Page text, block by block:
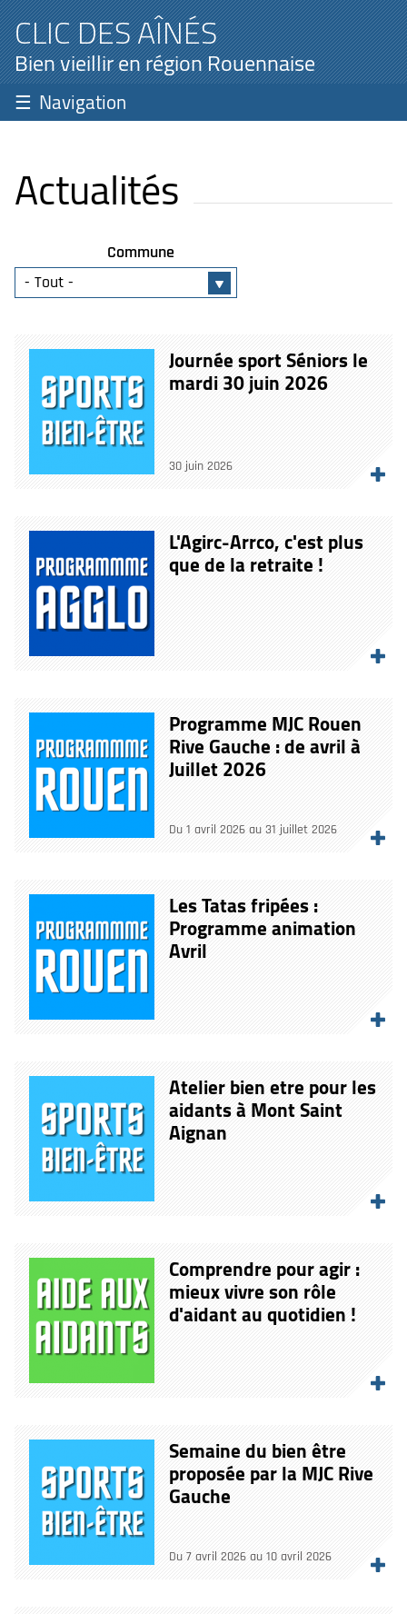
CLIC DES AÎNÉS
Bien vieillir en région Rouennaise
Navigation
Actualités
Commune
Journée sport Séniors le
mardi 30 juin 2026
30 juin 2026
L'Agirc-Arrco, c'est plus
que de la retraite !
Programme MJC Rouen
Rive Gauche : de avril à
Juillet 2026
Du 1 avril 2026 au 31 juillet 2026
Les Tatas fripées :
Programme animation
Avril
Atelier bien etre pour les
aidants à Mont Saint
Aignan
Comprendre pour agir :
mieux vivre son rôle
d'aidant au quotidien !
Semaine du bien être
proposée par la MJC Rive
Gauche
Du 7 avril 2026 au 10 avril 2026